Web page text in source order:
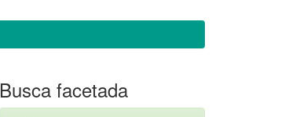
Busca facetada